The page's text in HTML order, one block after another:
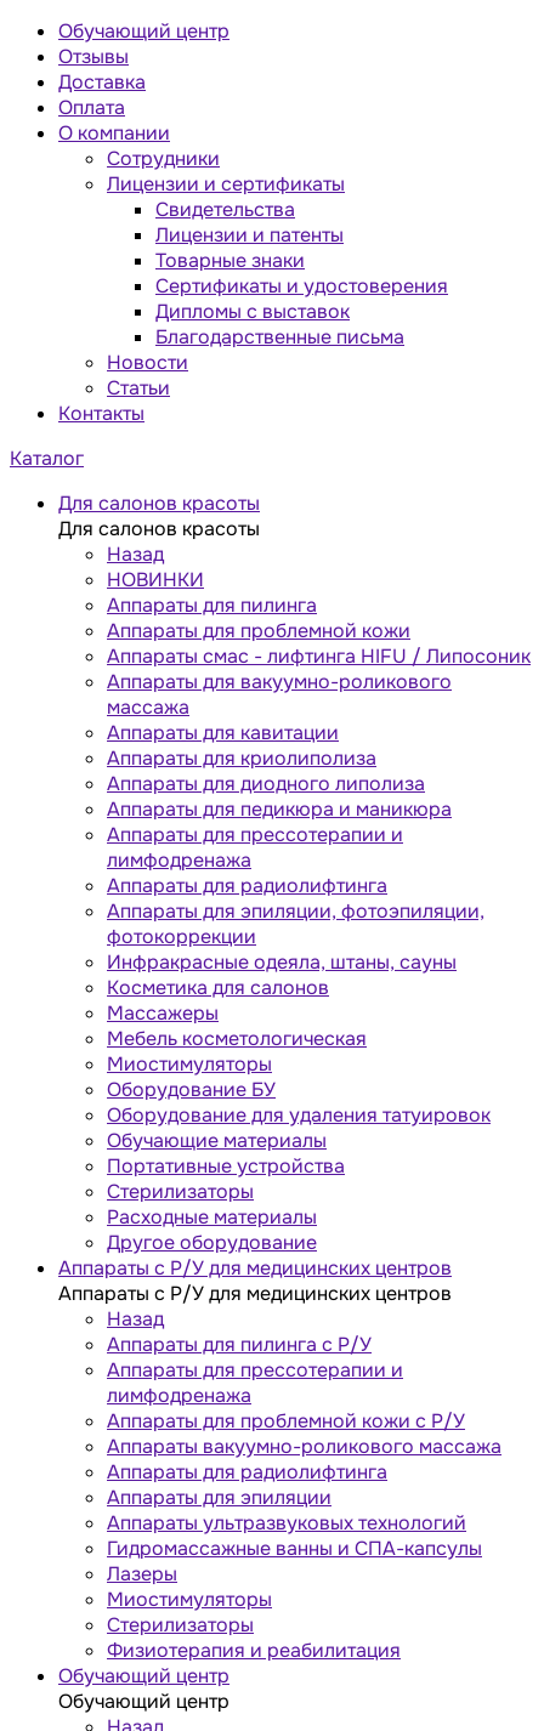
Обучающий центр
Отзывы
Доставка
Оплата
О компании
Сотрудники
Лицензии и сертификаты
Свидетельства
Лицензии и патенты
Товарные знаки
Сертификаты и удостоверения
Дипломы с выставок
Благодарственные письма
Новости
Статьи
Контакты
Каталог
Для салонов красоты
Для салонов красоты
Назад
НОВИНКИ
Аппараты для пилинга
Аппараты для проблемной кожи
Аппараты cмас - лифтинга HIFU / Липосоник
Аппараты для вакуумно-роликового
массажа
Аппараты для кавитации
Аппараты для криолиполиза
Аппараты для диодного липолиза
Аппараты для педикюра и маникюра
Аппараты для прессотерапии и
лимфодренажа
Аппараты для радиолифтинга
Аппараты для эпиляции, фотоэпиляции,
фотокоррекции
Инфракрасные одеяла, штаны, сауны
Косметика для салонов
Массажеры
Мебель косметологическая
Миостимуляторы
Оборудование БУ
Оборудование для удаления татуировок
Обучающие материалы
Портативные устройства
Стерилизаторы
Расходные материалы
Другое оборудование
Аппараты с Р/У для медицинских центров
Аппараты с Р/У для медицинских центров
Назад
Аппараты для пилинга с Р/У
Аппараты для прессотерапии и
лимфодренажа
Аппараты для проблемной кожи с Р/У
Аппараты вакуумно-роликового массажа
Аппараты для радиолифтинга
Аппараты для эпиляции
Аппараты ультразвуковых технологий
Гидромассажные ванны и СПА-капсулы
Лазеры
Миостимуляторы
Стерилизаторы
Физиотерапия и реабилитация
Обучающий центр
Обучающий центр